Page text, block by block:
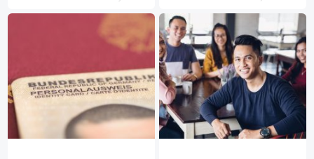
Almanya’daki mevcut durumu,
ülkeye yeni göç edenler,
göçmenlerin nitelikleri ve istihdam
alanları gibi konulara yer verildi.
Rapora göre,